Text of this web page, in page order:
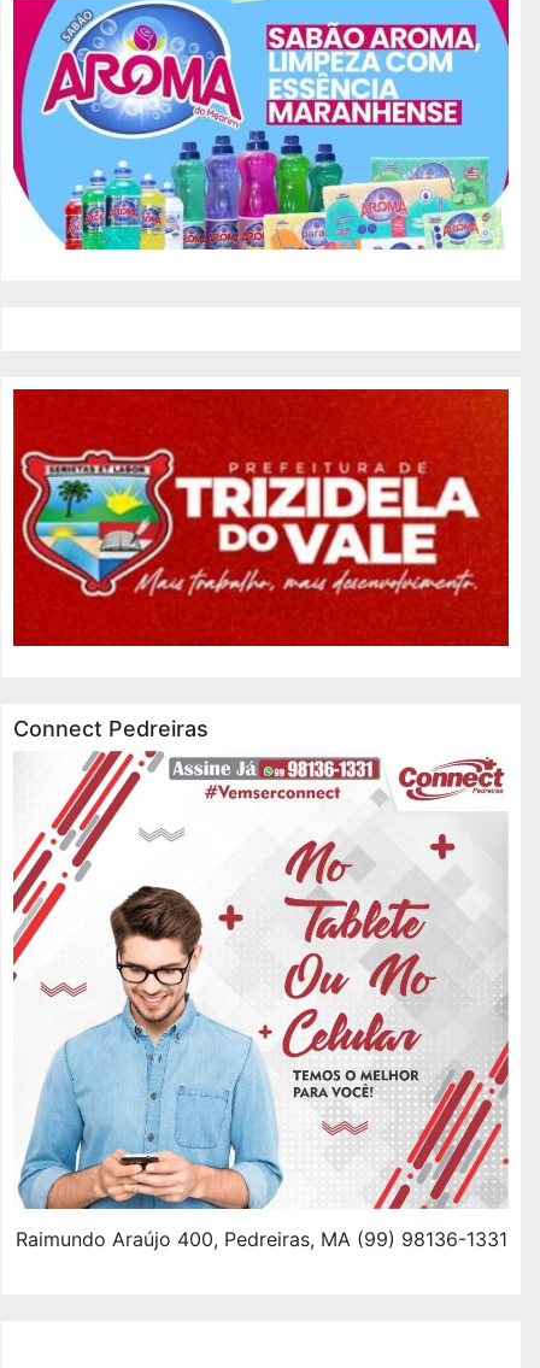
Connect Pedreiras
Raimundo Araújo 400, Pedreiras, MA (99) 98136-1331